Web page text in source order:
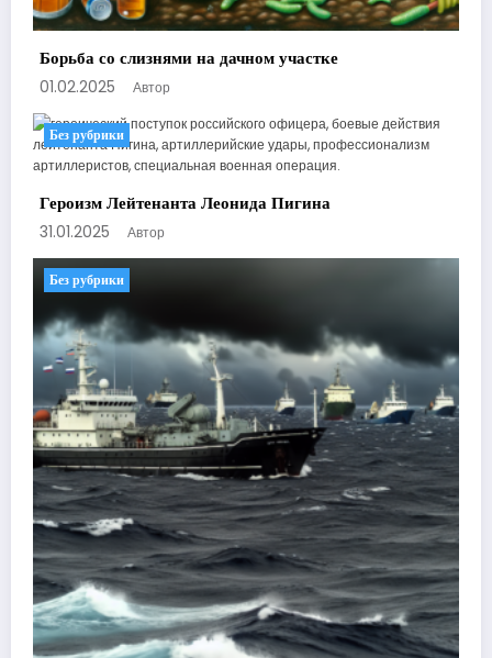
Борьба со слизнями на дачном участке
01.02.2025 Автор
Без рубрики
Героизм Лейтенанта Леонида Пигина
31.01.2025 Автор
Без рубрики